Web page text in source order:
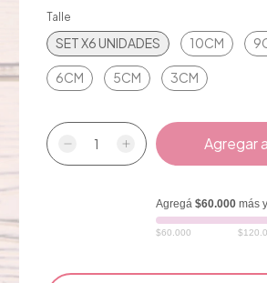
Talle
SET X6 UNIDADES 10CM
6CM 5CM 3CM
Agregá $60.000 más
$60.000